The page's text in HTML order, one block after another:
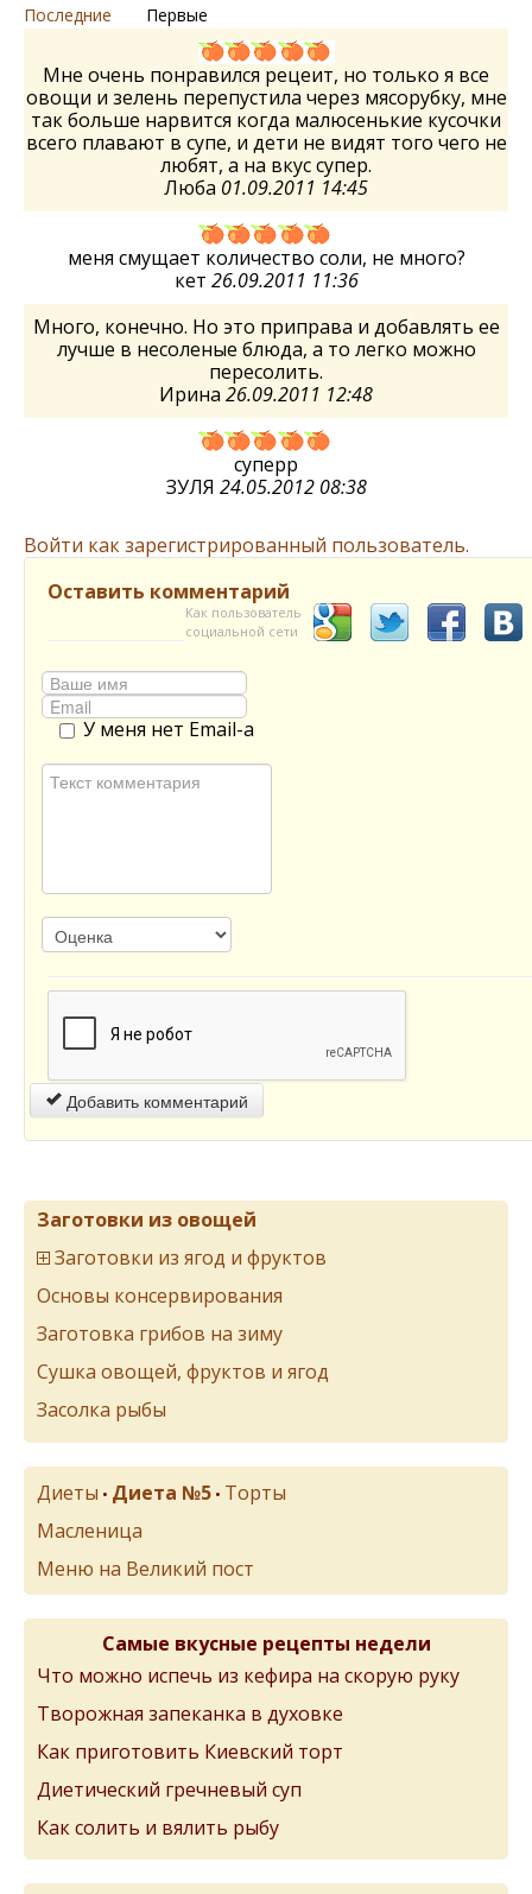
Последние Первые
Мне очень понравился рецеит, но только я все
овощи и зелень перепустила через мясорубку, мне
так больше нарвится когда малюсенькие кусочки
всего плавают в супе, и дети не видят того чего не
любят, а на вкус супер.
Люба 01.09.2011 14:45
меня смущает количество соли, не много?
кет 26.09.2011 11:36
Много, конечно. Но это приправа и добавлять ее
лучше в несоленые блюда, а то легко можно
пересолить.
Ирина 26.09.2011 12:48
суперр
ЗУЛЯ 24.05.2012 08:38
Войти как зарегистрированный пользователь.
Оставить комментарий
Как пользователь
социальной сети
У меня нет Email-а
Добавить комментарий
Заготовки из овощей
Заготовки из ягод и фруктов
Основы консервирования
Заготовка грибов на зиму
Сушка овощей, фруктов и ягод
Засолка рыбы
Диеты • Диета №5 • Торты
Масленица
Меню на Великий пост
Самые вкусные рецепты недели
Что можно испечь из кефира на скорую руку
Творожная запеканка в духовке
Как приготовить Киевский торт
Диетический гречневый суп
Как солить и вялить рыбу